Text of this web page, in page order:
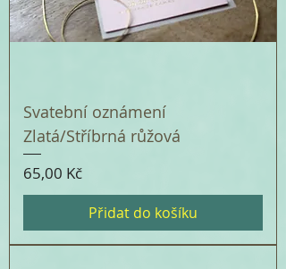
Svatební oznámení
Zlatá/Stříbrná růžová
Cena
65,00 Kč
Přidat do košíku